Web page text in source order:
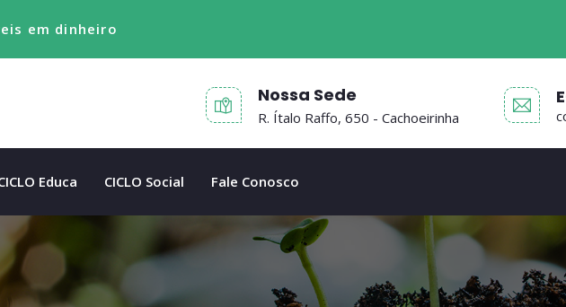
em dinheiro
Nossa Sede
R. Ítalo Raffo, 650 - Cachoeirinha
Educa CICLO Social Fale Conosco